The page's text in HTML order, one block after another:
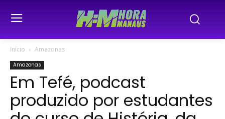
Início Amazonas
Amazonas
Em Tefé, podcast
produzido por estudantes